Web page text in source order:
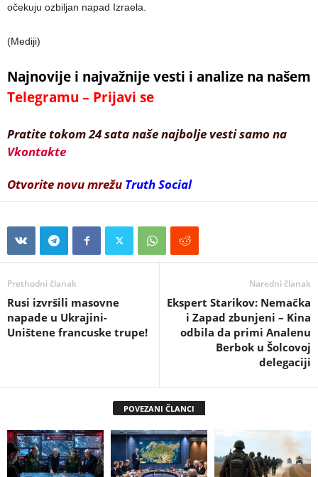
očekuju ozbiljan napad Izraela.
(Mediji)
Najnovije i najvažnije vesti i analize na našem
Telegramu – Prijavi se
Pratite tokom 24 sata naše najbolje vesti samo na
Vkontakte
Otvorite novu mrežu Truth Social
Prethodni članak
Rusi izvršili masovne
napade u Ukrajini-
Uništene francuske trupe!
Naredni članak
Ekspert Starikov: Nemačka
i Zapad zbunjeni – Kina
odbila da primi Analenu
Berbok u Šolcovoj
delegaciji
POVEZANI ČLANCI